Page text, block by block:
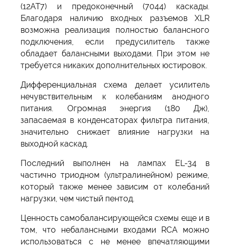
(12AT7) и предоконечный (7044) каскады.
Благодаря наличию входных разъемов XLR
возможна реализация полностью балансного
подключения, если предусилитель также
обладает балансными выходами. При этом не
требуется никаких дополнительных юстировок.
Дифференциальная схема делает усилитель
нечувствительным к колебаниям анодного
питания. Огромная энергия (180 Дж),
запасаемая в конденсаторах фильтра питания,
значительно снижает влияние нагрузки на
выходной каскад.
Последний выполнен на лампах EL-34 в
частично триодном (ультралинейном) режиме,
который также менее зависим от колебаний
нагрузки, чем чистый пентод.
Ценность самобалансирующейся схемы еще и в
том, что небалансными входами RCA можно
использоваться с не менее впечатляющими